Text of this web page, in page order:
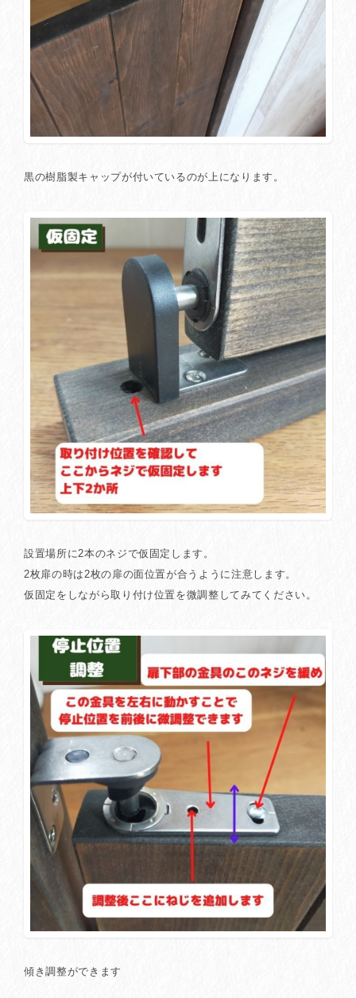
黒の樹脂製キャップが付いているのが上になります。
設置場所に2本のネジで仮固定します。
2枚扉の時は2枚の扉の面位置が合うように注意します。
仮固定をしながら取り付け位置を微調整してみてください。
傾き調整ができます